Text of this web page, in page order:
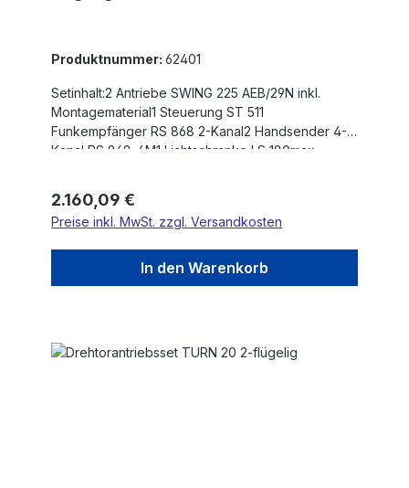
Produktnummer: 62401
Setinhalt:2 Antriebe SWING 225 AEB/29N inkl.
Montagematerial1 Steuerung ST 511
Funkempfänger RS 868 2-Kanal2 Handsender 4-
Kanal RS 868-4M1 Lichtschranke LS 180max.
mmEinschaltdauer nach Betriebsart S3: 30
%Blockierung: offen / zuSehr hohe Schubkraft
(bis 4500N) Kraftregulierung über
BypassventileGeschlossenes
Hydrauliksystemkeine Entlüftung notwendig -
und Schließkraft über BypassventileFür tiefste
Temperaturen (bis -25Â°C) Abgedeckte
Regulärer Preis:
2.160,09 €
Preise inkl. MwSt. zzgl. Versandkosten
In den Warenkorb